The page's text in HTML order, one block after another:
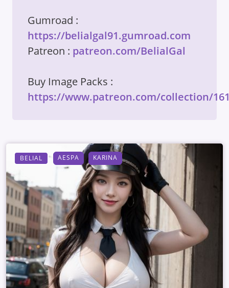
https://belialgal91.gumroad.com
Patreon : patreon.com/BelialGal
https://www.patreon.com/collection/
BELIAL AESPA KARINA